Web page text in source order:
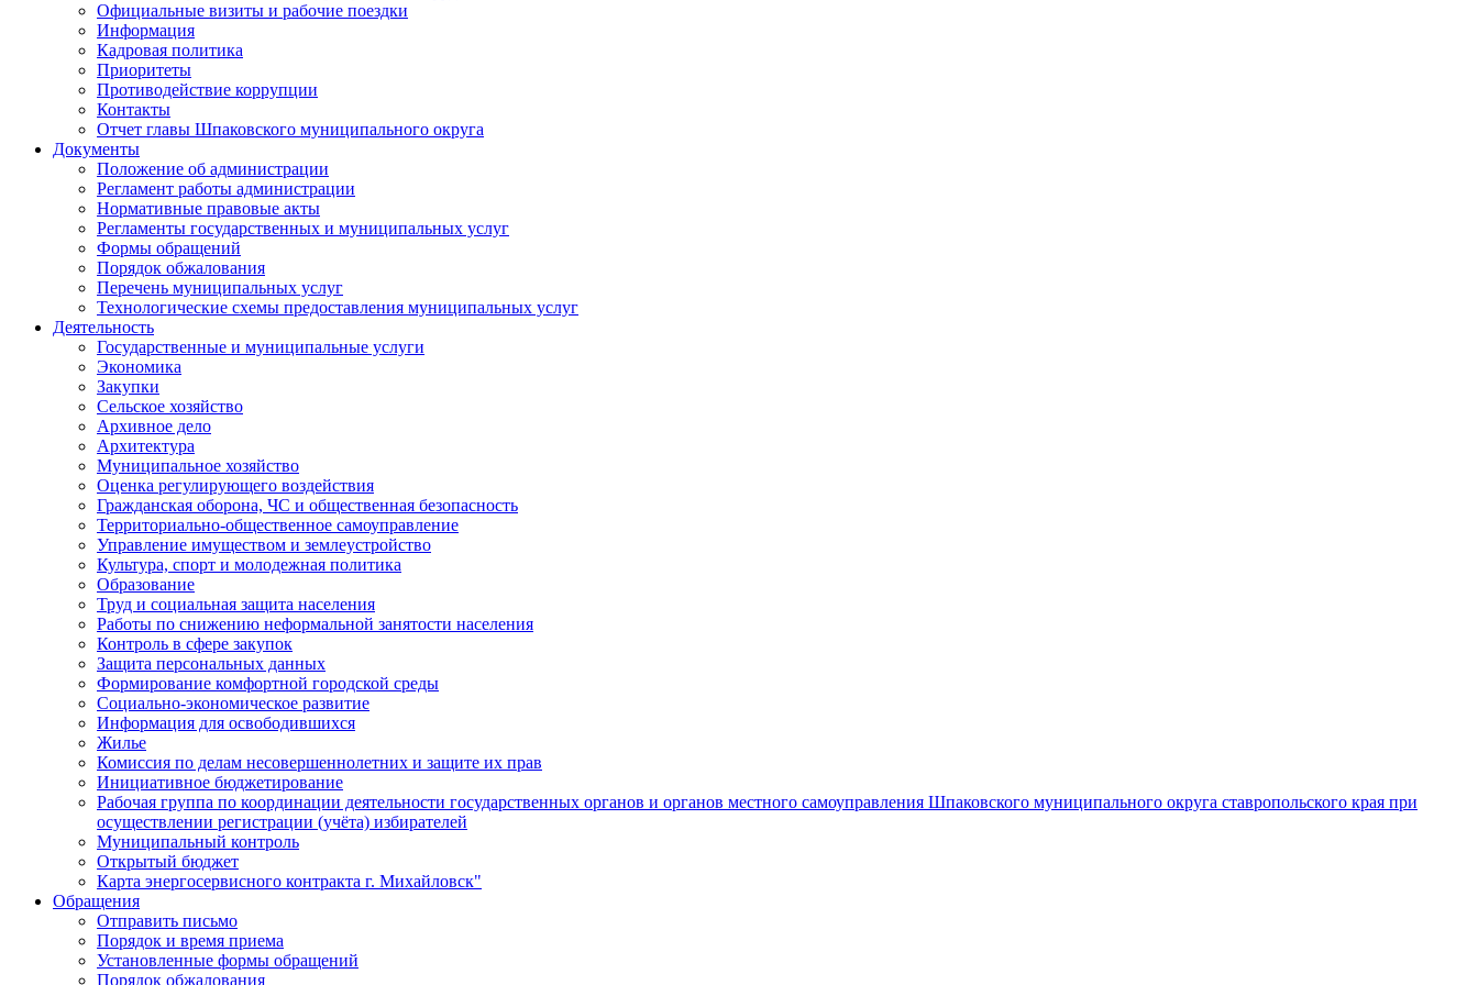
Официальные визиты и рабочие поездки
Информация
Кадровая политика
Приоритеты
Противодействие коррупции
Контакты
Отчет главы Шпаковского муниципального округа
Документы
Положение об администрации
Регламент работы администрации
Нормативные правовые акты
Регламенты государственных и муниципальных услуг
Формы обращений
Порядок обжалования
Перечень муниципальных услуг
Технологические схемы предоставления муниципальных услуг
Деятельность
Государственные и муниципальные услуги
Экономика
Закупки
Сельское хозяйство
Архивное дело
Архитектура
Муниципальное хозяйство
Оценка регулирующего воздействия
Гражданская оборона, ЧС и общественная безопасность
Территориально-общественное самоуправление
Управление имуществом и землеустройство
Культура, спорт и молодежная политика
Образование
Труд и социальная защита населения
Работы по снижению неформальной занятости населения
Контроль в сфере закупок
Защита персональных данных
Формирование комфортной городской среды
Социально-экономическое развитие
Информация для освободившихся
Жилье
Комиссия по делам несовершеннолетних и защите их прав
Инициативное бюджетирование
Рабочая группа по координации деятельности государственных органов и органов местного самоуправления Шпаковского муниципального округа ставропольского края при
осуществлении регистрации (учёта) избирателей
Муниципальный контроль
Открытый бюджет
Карта энергосервисного контракта г. Михайловск"
Обращения
Отправить письмо
Порядок и время приема
Установленные формы обращений
Порядок обжалования